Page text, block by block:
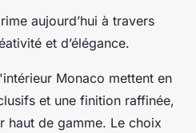
aujourd’hui à travers
et d’élégance.
Monaco mettent en
et une finition raffinée,
haut de gamme. Le choix